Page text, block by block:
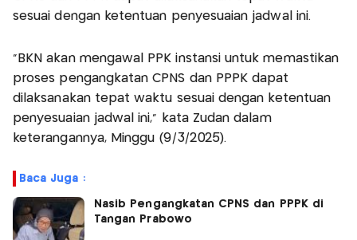
sesuai dengan ketentuan penyesuaian jadwal ini.
"BKN akan mengawal PPK instansi untuk memastikan
proses pengangkatan CPNS dan PPPK dapat
dilaksanakan tepat waktu sesuai dengan ketentuan
penyesuaian jadwal ini," kata Zudan dalam
keterangannya, Minggu (9/3/2025).
Baca Juga :
Nasib Pengangkatan CPNS dan PPPK di
Tangan Prabowo